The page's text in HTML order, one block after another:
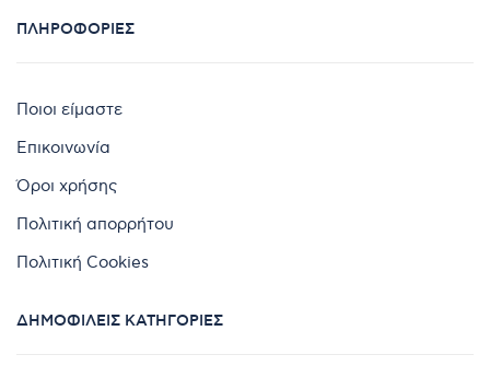
ΠΛΗΡΟΦΟΡΊΕΣ
Ποιοι είμαστε
Επικοινωνία
Όροι χρήσης
Πολιτική απορρήτου
Πολιτική Cookies
ΔΗΜΟΦΙΛΕΊΣ ΚΑΤΗΓΟΡΊΕΣ